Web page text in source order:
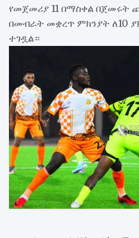
የመጀመሪያ 11 በማስቀል
በመብራት መቋረጥ ምክንያት ለ10
ተገዷል።